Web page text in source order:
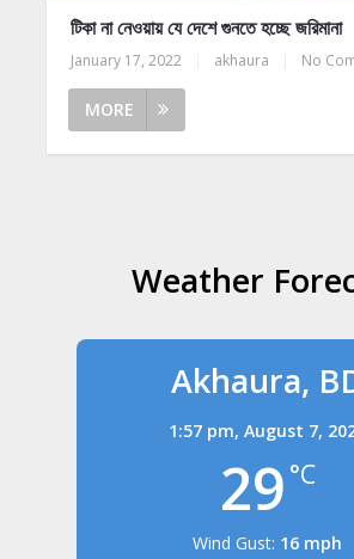
টিকা না নেওয়ায় যে দেশে গুনতে হচ্ছে জরিমানা
January 17, 2022 akhaura No
MORE
Weather
Akhaura,
1:57 pm,August 7,
29 °C
Wind Gust: 16 mph